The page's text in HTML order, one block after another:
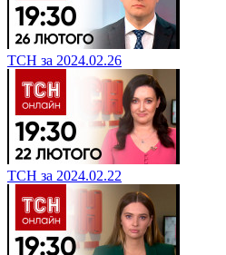
ТСН за 2024.02.26
ТСН за 2024.02.22